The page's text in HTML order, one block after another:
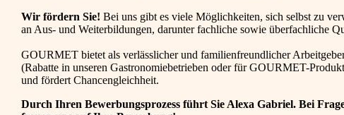
Wir fördern Sie! Bei uns gibt es viele Möglichkeiten, sich selbst zu
an Aus- und Weiterbildungen, darunter fachliche sowie überfachliche
GOURMET bietet als verlässlicher und familienfreundlicher
(Rabatte in unseren Gastronomiebetrieben oder für GOURMET-
und fördert Chancengleichheit.
Durch Ihren Bewerbungsprozess führt Sie Alexa Gabriel. Bei